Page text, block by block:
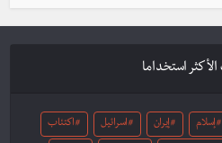
استخداما
إسلام إيران اسرائيل اكتئاب